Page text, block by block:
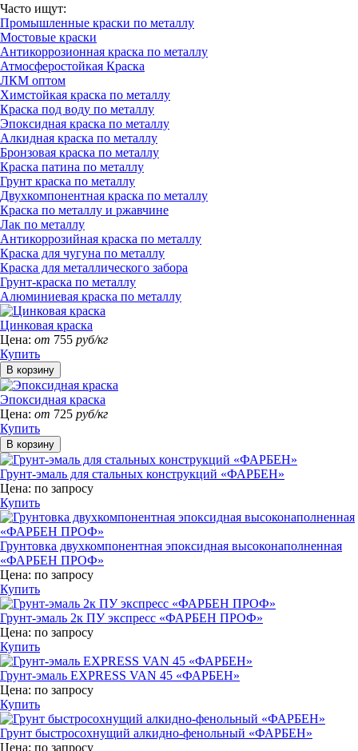
Часто ищут:
Промышленные краски по металлу
Мостовые краски
Антикоррозионная краска по металлу
Атмосферостойкая Краска
ЛКМ оптом
Химстойкая краска по металлу
Краска под воду по металлу
Эпоксидная краска по металлу
Алкидная краска по металлу
Бронзовая краска по металлу
Краска патина по металлу
Грунт краска по металлу
Двухкомпонентная краска по металлу
Краска по металлу и ржавчине
Лак по металлу
Антикоррозийная краска по металлу
Краска для чугуна по металлу
Краска для металлического забора
Грунт-краска по металлу
Алюминиевая краска по металлу
Цинковая краска
Цена: от 755 руб/кг
Купить
Эпоксидная краска
Цена: от 725 руб/кг
Купить
Грунт-эмаль для стальных конструкций «ФАРБЕН»
Цена: по запросу
Купить
Грунтовка двухкомпонентная эпоксидная высоконаполненная
«ФАРБЕН ПРОФ»
Цена: по запросу
Купить
Грунт-эмаль 2к ПУ экспресс «ФАРБЕН ПРОФ»
Цена: по запросу
Купить
Грунт-эмаль EXPRESS VAN 45 «ФАРБЕН»
Цена: по запросу
Купить
Грунт быстросохнущий алкидно-фенольный «ФАРБЕН»
Цена: по запросу